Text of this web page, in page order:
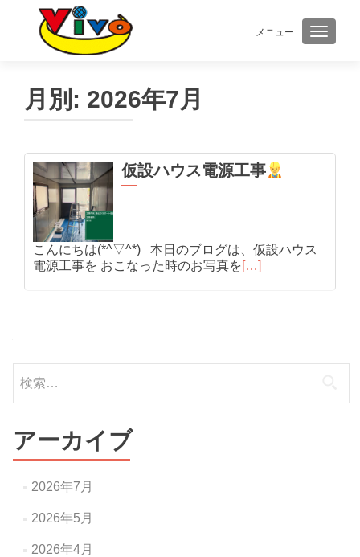
メニュー ナビゲ
月別: 2026年7月
仮設ハウス電源工事
こんにちは(*^▽^*) 本日のブログは、仮設ハウス
電源工事を おこなった時のお写真を[…]
索:
アーカイブ
2026年7月
2026年5月
2026年4月